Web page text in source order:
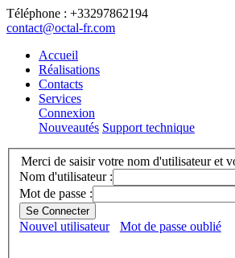
Téléphone : +33297862194
contact@octal-fr.com
Accueil
Réalisations
Contacts
Services
Connexion
Nouveautés Support technique
Merci de saisir votre nom d'utilisateur et
Nom d'utilisateur :
Mot de passe :
Se Connecter
Nouvel utilisateur Mot de passe oublié